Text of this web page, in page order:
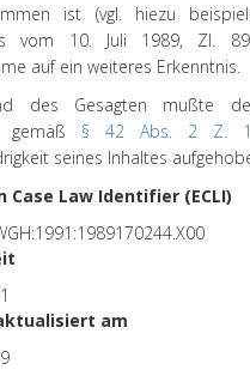
ist (vgl. hiezu
vom 10. Juli 1989, Zl.
auf ein weiteres Erkenntnis.
des Gesagten mußte
gemäß § 42 Abs. 2 Z. 1
seines Inhaltes
Case Law Identifier (ECLI)
am